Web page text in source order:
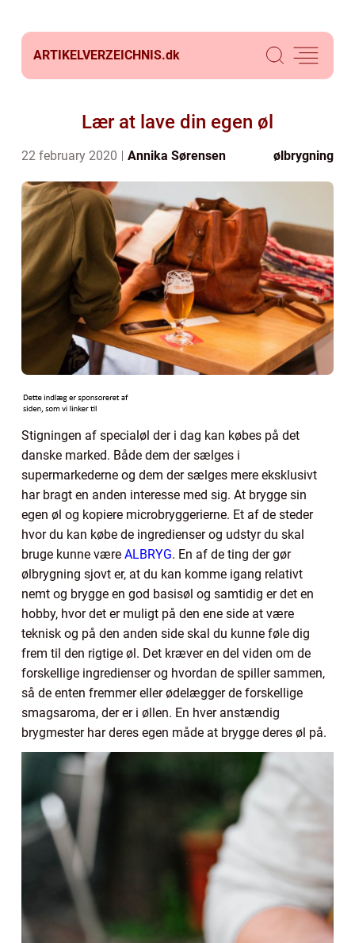
ARTIKELVERZEICHNIS.dk
Lær at lave din egen øl
22 february 2020 Annika Sørensen ølbrygning
Stigningen af specialøl der i dag kan købes på det
danske marked. Både dem der sælges i
supermarkederne og dem der sælges mere eksklusivt
har bragt en anden interesse med sig. At brygge sin
egen øl og kopiere microbryggerierne. Et af de steder
hvor du kan købe de ingredienser og udstyr du skal
bruge kunne være ALBRYG. En af de ting der gør
ølbrygning sjovt er, at du kan komme igang relativt
nemt og brygge en god basisøl og samtidig er det en
hobby, hvor det er muligt på den ene side at være
teknisk og på den anden side skal du kunne føle dig
frem til den rigtige øl. Det kræver en del viden om de
forskellige ingredienser og hvordan de spiller sammen,
så de enten fremmer eller ødelægger de forskellige
smagsaroma, der er i øllen. En hver anstændig
brygmester har deres egen måde at brygge deres øl på.